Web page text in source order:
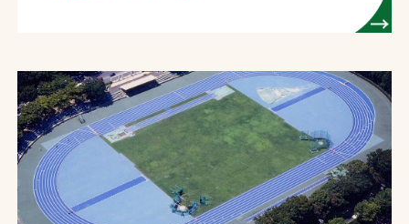
プライバシーポリシー
ソーシャルメディアポリシー